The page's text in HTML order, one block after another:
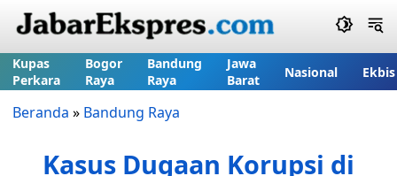
Kupas
Perkara
Bogor
Raya
Bandung
Raya
Jawa
Barat
Nasional Ekbis
Beranda » Bandung Raya
Kasus Dugaan Korupsi di